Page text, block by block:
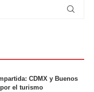
CDMX y Buenos
el turismo